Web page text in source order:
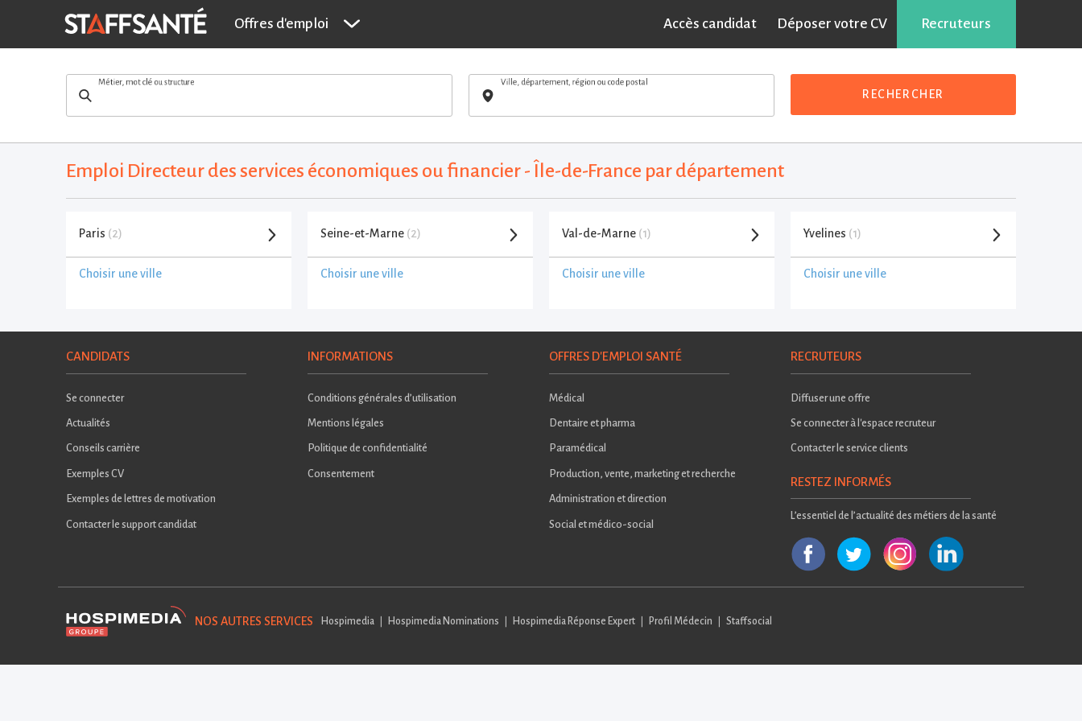
Offres d'emploi Accès candidat Déposer votre CV Recruteurs
Métier, mot clé ou structure Ville, département, région ou code postal
RECHERCHER
Emploi Directeur des services économiques ou financier - Île-de-France par département
Paris (2)
Choisir une ville
Seine-et-Marne (2)
Choisir une ville
Val-de-Marne (1)
Choisir une ville
Yvelines (1)
Choisir une ville
CANDIDATS
Se connecter
Actualités
Conseils carrière
Exemples CV
Exemples de lettres de motivation
Contacter le support candidat
INFORMATIONS
Conditions générales d’utilisation
Mentions légales
Politique de confidentialité
Consentement
OFFRES D'EMPLOI SANTÉ
Médical
Dentaire et pharma
Paramédical
Production, vente, marketing et recherche
Administration et direction
Social et médico-social
RECRUTEURS
Diffuser une offre
Se connecter à l'espace recruteur
Contacter le service clients
RESTEZ INFORMÉS
L’essentiel de l’actualité des métiers de la santé
NOS AUTRES SERVICES Hospimedia Hospimedia Nominations Hospimedia Réponse Expert Profil Médecin Staffsocial